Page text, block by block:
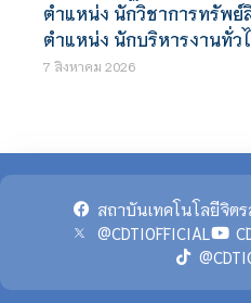
ตำแหน่ง นักวิชาการทรัพ
ตำแหน่ง นักบริหารงานทั่ว
7 สิงหาคม 2026
สถาบันเทคโนโลยีจิต
@CDTIOFFICIAL